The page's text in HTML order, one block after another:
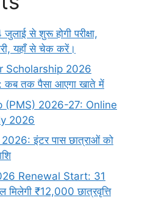
से शुरू होगी परीक्षा,
यहाँ से चेक करें।
Scholarship 2026
तक पैसा आएगा खाते में
(PMS) 2026-27: Online
2026
2026: इंटर पास छात्राओं को
Renewal Start: 31
₹12,000 छात्रवृत्ति